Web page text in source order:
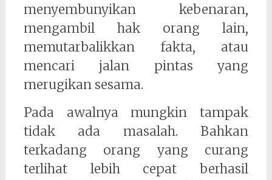
menyembunyikan kebenaran,
mengambil hak orang lain,
memutarbalikkan fakta, atau
mencari jalan pintas yang
merugikan sesama.
Pada awalnya mungkin tampak
tidak ada masalah. Bahkan
terkadang orang yang curang
terlihat lebih cepat berhasil